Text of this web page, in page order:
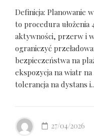
Definicja: Planowanie
to procedura
aktywności, przerw i
ograniczyć
bezpieczeństwa na
ekspozycja na wiatr
tolerancja na dystans
27/04/2026